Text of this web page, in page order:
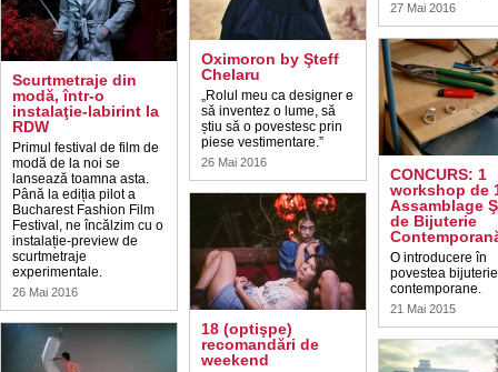
Scurtmetraje din
modă, într-o
instalaţie-labirint la
RDW
Primul festival de film de
modă de la noi se
lansează toamna asta.
Până la ediția pilot a
Bucharest Fashion Film
Festival, ne încălzim cu o
instalație-preview de
scurtmetraje
experimentale.
26 Mai 2016
Oximoron by Şteff
Chelaru
„Rolul meu ca designer e
să inventez o lume, să
știu să o povestesc prin
piese vestimentare.”
26 Mai 2016
18 (optişpe)
recomandări de
weekend
27 Mai 2016
CONCURS: 1
workshop de
Assamblage
de Bijuterie
O introducere în
povestea
contemporane.
21 Mai 2015